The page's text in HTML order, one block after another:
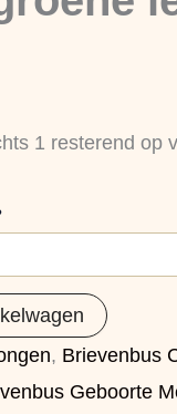
1 resterend op
, Brievenbus
Geboorte